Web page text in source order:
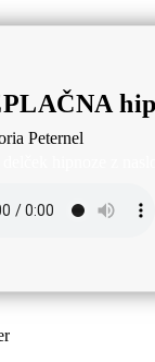
Peternel